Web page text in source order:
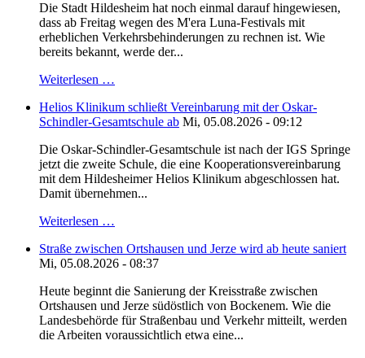
Die Stadt Hildesheim hat noch einmal darauf hingewiesen,
dass ab Freitag wegen des M'era Luna-Festivals mit
erheblichen Verkehrsbehinderungen zu rechnen ist. Wie
bereits bekannt, werde der...
Weiterlesen …
Helios Klinikum schließt Vereinbarung mit der Oskar-
Schindler-Gesamtschule ab Mi, 05.08.2026 - 09:12
Die Oskar-Schindler-Gesamtschule ist nach der IGS Springe
jetzt die zweite Schule, die eine Kooperationsvereinbarung
mit dem Hildesheimer Helios Klinikum abgeschlossen hat.
Damit übernehmen...
Weiterlesen …
Straße zwischen Ortshausen und Jerze wird ab heute saniert
Mi, 05.08.2026 - 08:37
Heute beginnt die Sanierung der Kreisstraße zwischen
Ortshausen und Jerze südöstlich von Bockenem. Wie die
Landesbehörde für Straßenbau und Verkehr mitteilt, werden
die Arbeiten voraussichtlich etwa eine...